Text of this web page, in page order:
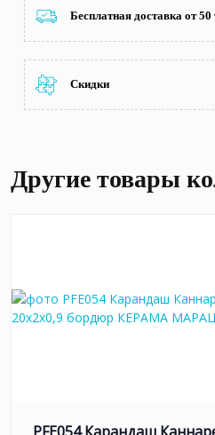
Бесплатная доставка от 50
Скидки
Другие товары